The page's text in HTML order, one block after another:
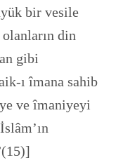
bir vesile
din
gibi
ı îmana sahib
ve îmaniyeyi